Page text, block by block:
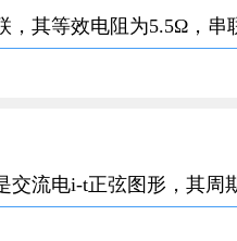
，其等效电阻为5.5Ω，串
流电i-t正弦图形，其周